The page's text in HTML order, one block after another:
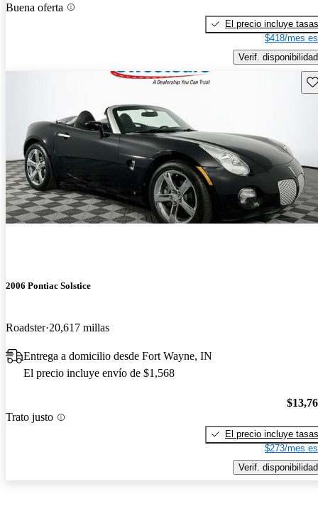
Buena oferta
El precio incluye tasas
$418/mes
Verif. disponibilidad
2006 Pontiac Solstice
Roadster 20,617 millas
Entrega a domicilio desde Fort Wayne, IN
El precio incluye envío de $1,568
Trato justo
El precio incluye tasas
$273/mes
Verif. disponibilidad